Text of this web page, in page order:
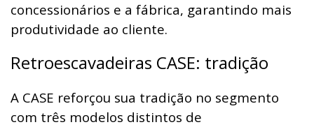
concessionários e a fábrica, garantindo mais
produtividade ao cliente.
Retroescavadeiras CASE: tradição
A CASE reforçou sua tradição no segmento
com três modelos distintos de